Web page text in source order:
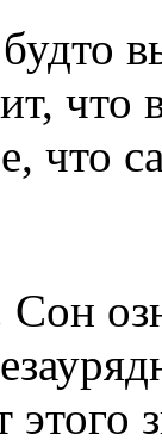
что
этого